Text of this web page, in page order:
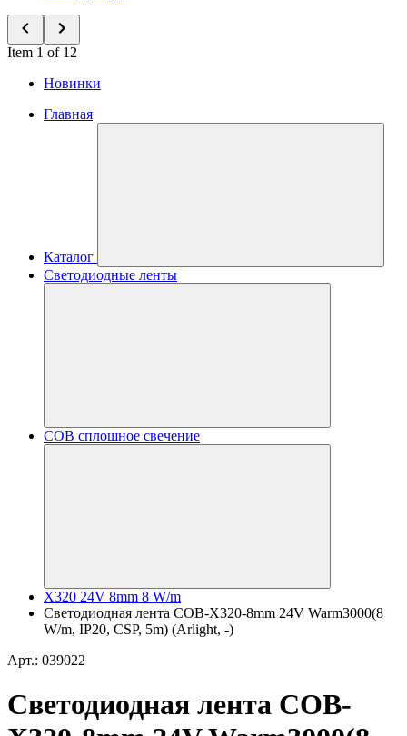
Item 1 of 12
Новинки
Главная
Каталог
Светодиодные ленты
COB сплошное свечение
X320 24V 8mm 8 W/m
Светодиодная лента COB-X320-8mm 24V Warm3000(8
W/m, IP20, CSP, 5m) (Arlight, -)
Арт.: 039022
Светодиодная лента COB-